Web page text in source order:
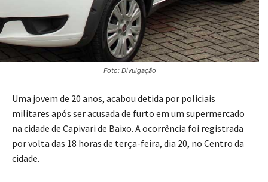
Foto: Divulgação
Uma jovem de 20 anos, acabou detida por policiais
militares após ser acusada de furto em um supermercado
na cidade de Capivari de Baixo. A ocorrência foi registrada
por volta das 18 horas de terça-feira, dia 20, no Centro da
cidade.